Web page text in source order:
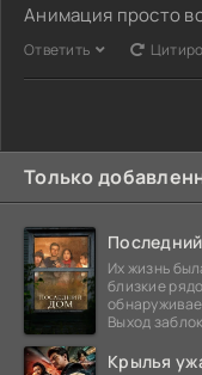
Анимация просто
Ответить
Только
Их жизнь
близкие
Выход
Крылья